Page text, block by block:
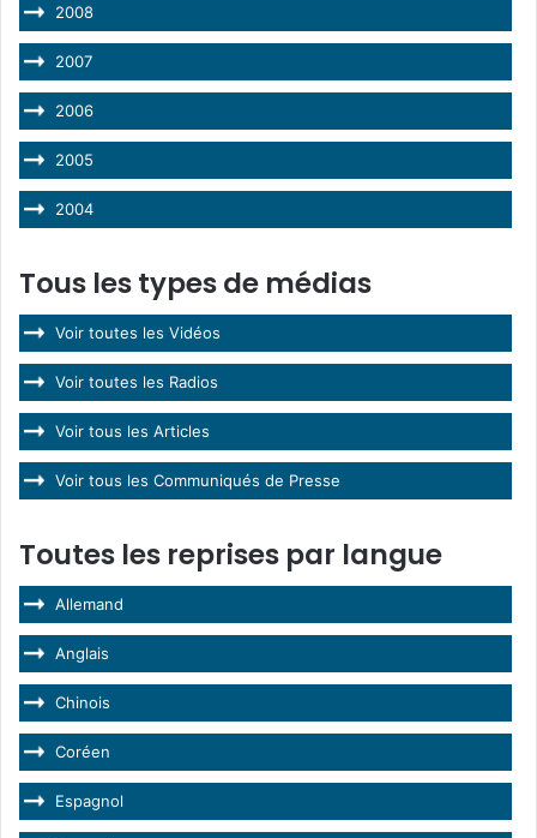
2008
2007
2006
2005
2004
Tous les types de médias
Voir toutes les Vidéos
Voir toutes les Radios
Voir tous les Articles
Voir tous les Communiqués de Presse
Toutes les reprises par langue
Allemand
Anglais
Chinois
Coréen
Espagnol